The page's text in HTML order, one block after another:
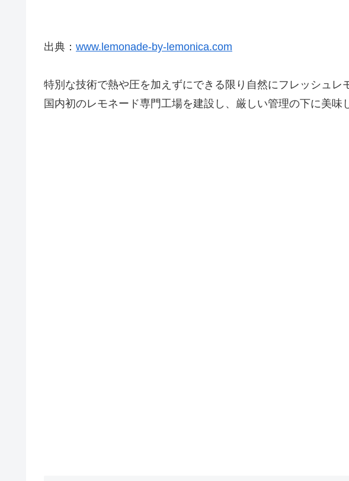
出典： www.lemonade-by-lemonica.com
特別な技術で熱や圧を加えずにできる限り自然にフレッシュレ
国内初のレモネード専門工場を建設し、厳しい管理の下に美